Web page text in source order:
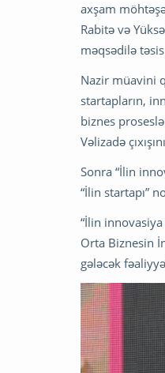
axşam
Rabitə və
məqsədilə
Nazir müavini
startapların,
biznes
Vəlizadə
Sonra “İlin
“İlin startapı”
“İlin
Orta Biznesin
gələcək